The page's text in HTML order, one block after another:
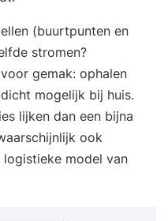
(buurtpunten en
stromen?
gemak: ophalen
mogelijk bij huis.
lijken dan een bijna
ook
model van